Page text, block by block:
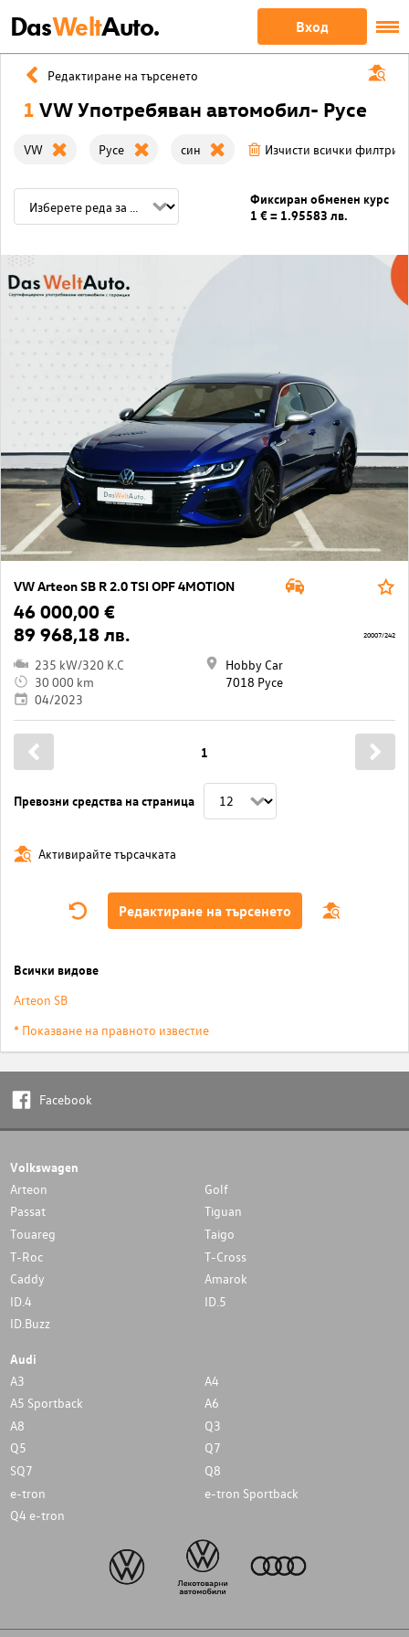
DasWeltAuto. Вход
Редактиране на търсенето
1 VW Употребяван автомобил- Русе
VW Русе син Изчисти всички филтри
Фиксиран обменен курс
1 € = 1.95583 лв.
VW Arteon SB R 2.0 TSI OPF 4MOTION
46 000,00 €
89 968,18 лв.
235 kW/320 K.C
30 000 km
04/2023
Hobby Car
7018 Русе
20007/242
Превозни средства на страница
1
Активирайте търсачката
Редактиране на търсенето
Всички видове
Arteon SB
* Показване на правното известие
Facebook
Volkswagen
Arteon
Golf
Passat
Tiguan
Touareg
Taigo
T-Roc
T-Cross
Caddy
Amarok
ID.4
ID.5
ID.Buzz
Audi
A3
A4
A5 Sportback
A6
A8
Q3
Q5
Q7
SQ7
Q8
e-tron
e-tron Sportback
Q4 e-tron